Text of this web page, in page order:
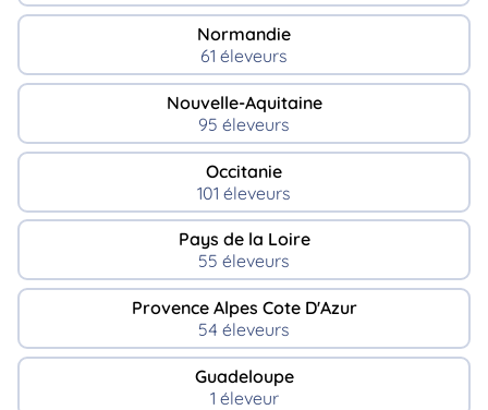
Normandie
61 éleveurs
Nouvelle-Aquitaine
95 éleveurs
Occitanie
101 éleveurs
Pays de la Loire
55 éleveurs
Provence Alpes Cote D'Azur
54 éleveurs
Guadeloupe
1 éleveur